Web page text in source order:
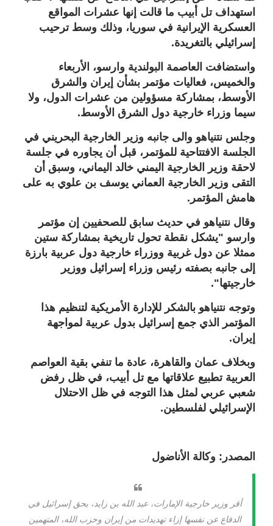
استهداف تل أبيب ما قالت إنها عشرات المواقع
العسكرية الإيرانية في سوريا، وذلك وسط ترحيب
إسرائيلي بالتغريدة.
واستضافت العاصمة البولندية وارسو، الأربعاء
والخميس، فعاليات مؤتمر بشأن إيران والشرق
الأوسط، بمشاركة مسؤولين من عشرات الدول، ولا
سيما وزراء خارجية دول الشرق الأوسط.
وجلس نتنياهو والى جانبه وزير الخارجية البحريني في
الجلسة الافتتاحية للمؤتمر، قبل أن يجاوره في جلسة
لاحقة وزير الخارجية اليمني خالد اليماني، وسبق أن
التقى وزير الخارجية العماني يوسف بن علوي به على
هامش المؤتمر.
وقال نتنياهو في حديث سابق للصحفيين إن مؤتمر
وارسو "يشكل نقطة تحول تاريخية بمشاركة ستين
ممثلا عن دول غربية ووزراء خارجية دول عربية بارزة
إلى جانبه بصفته رئيس وزراء إسرائيل ووزير
خارجيتها".
وتوجه نتنياهو بالشكر للإدارة الأمريكية لتنظيم هذا
المؤتمر الذي جمع إسرائيل بدول عربية لمواجهة
إيران.
وبخلاف عمان والقاهرة، عادة ما تنفي بقية العواصم
العربية تطبيع علاقاتها مع تل أبيب، في ظل رفض
شعبي عربي لمثل هذا التوجه في ظل الاحتلال
الإسرائيلي لفلسطين.
المصدر: وكالة الأناضول
أقر وزير خارجية الإمارات، عبد الله بن زايد، بحق إسرائيل في
الدفاع عن نفسها إزاء تهديدات من إيران وحزب الله، المتهمين